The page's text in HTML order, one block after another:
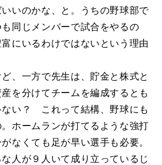
いのかな、と。うちの野球部で
同じメンバーで試合をやるの
にいるわけではないという理由
、一方で先生は、貯金と株式と
を分けてチームを編成するとも
ない？ これって結構、野球にも
ホームランが打てるような強打
なくても足が早い選手も必要。
人が９人いて成り立っているじ